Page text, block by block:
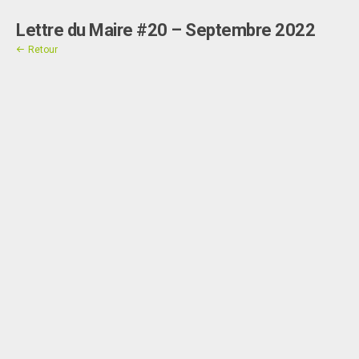
Contact
Lettre du Maire #20 – Septembre 2022
Retour